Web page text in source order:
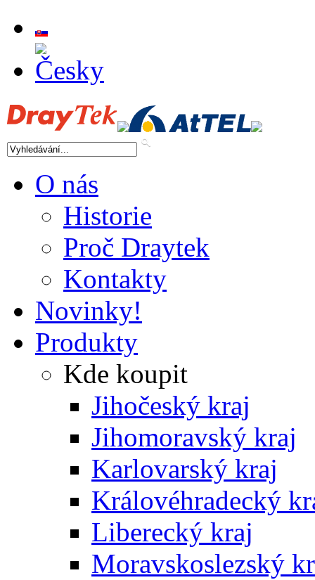
O nás
Historie
Proč Draytek
Kontakty
Novinky!
Produkty
Kde koupit
Jihočeský kraj
Jihomoravský kraj
Karlovarský kraj
Královéhradecký
Liberecký kraj
Moravskoslezský